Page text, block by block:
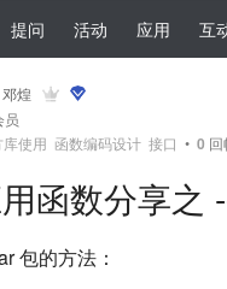
提问 活动 应用 互
邓煌
员
使用 函数编码设计 接口 • 0
函数分享之
包的方法：